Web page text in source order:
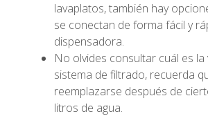
lavaplatos, también hay
se conectan de forma fácil y
dispensadora.
No olvides consultar cuál es la
sistema de filtrado, recuerda
reemplazarse después de
litros de agua.